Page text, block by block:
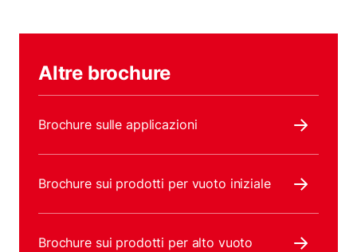
Altre brochure
Brochure sulle applicazioni
Brochure sui prodotti per vuoto iniziale
Brochure sui prodotti per alto vuoto